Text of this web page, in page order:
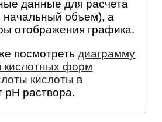
данные для расчета
начальный объем), а
отображения графика.
посмотретьдиаграмму
кислотных форм
кислоты в
pH раствора.